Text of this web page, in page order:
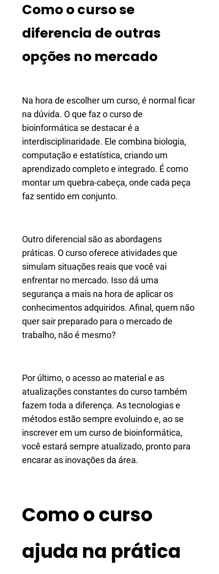
Como o curso se
diferencia de outras
opções no mercado
Na hora de escolher um curso, é normal ficar
na dúvida. O que faz o curso de
bioinformática se destacar é a
interdisciplinaridade. Ele combina biologia,
computação e estatística, criando um
aprendizado completo e integrado. É como
montar um quebra-cabeça, onde cada peça
faz sentido em conjunto.
Outro diferencial são as abordagens
práticas. O curso oferece atividades que
simulam situações reais que você vai
enfrentar no mercado. Isso dá uma
segurança a mais na hora de aplicar os
conhecimentos adquiridos. Afinal, quem não
quer sair preparado para o mercado de
trabalho, não é mesmo?
Por último, o acesso ao material e as
atualizações constantes do curso também
fazem toda a diferença. As tecnologias e
métodos estão sempre evoluindo e, ao se
inscrever em um curso de bioinformática,
você estará sempre atualizado, pronto para
encarar as inovações da área.
Como o curso
ajuda na prática